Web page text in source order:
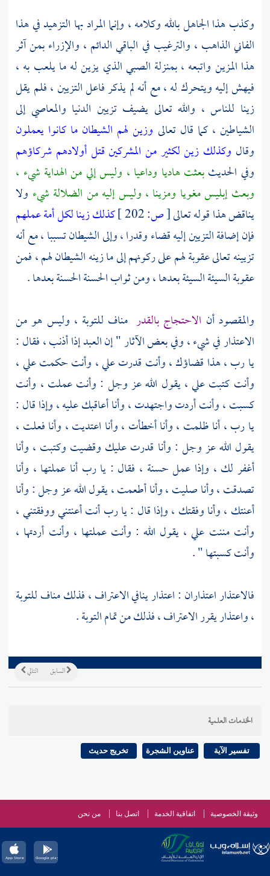
وكذب هذا الجاهل بالله وكلامه ، وإنما المراد بها التزهيد في هذا
الفاني الذاهب ، والترغيب في الباقي الدائم ، والإزراء بمن آثر
هذا المزين واتبعه ، بمنزلة الصبي الذي يزين له ما يلعب به ،
فيهش إليه ويتحرك له ، مع أنه لم يذكر فاعل التزيين ، فلم يقل
زينا للناس ، والله تعالى يضيف تزيين الدنيا والمعاصي إلى
الشياطين ، كما قال تعالى وزين لهم الشيطان ما كانوا يعملون
وقال وكذلك زين لكثير من المشركين قتل أولادهم شركاؤهم
وفي الحديثبعثت هاديا وداعيا ، وليس إلي من الهداية شيء ،
وبعث إبليس مغويا ومزينا ، وليس إليه من الضلالة شيء ولا
يناقض هذا قوله تعالى[ص:
كذلك زينا لكل أمة عملهم
فإن إضافة التزيين إليه قضاء وقدرا ، وإلى الشيطان تسببا ، مع أنه
تزيينه تعالى عقوبة لهم على ركونهم إلى ما زينه الشيطان لهم ، فمن
عقوبة السيئة السيئة بعدها ، ومن ثواب الحسنة الحسنة بعدها .
والمقصود أن الاحتجاج بالقدر مناف للتوبة ، وليس هو من
الاعتذار في شيء ، وفي بعض الآثار " إن العبد إذا أذنب ، فقال :
يا رب ، هذا قضاؤك ، وأنت قدرت علي ، وأنت حكمت علي ،
وأنت كتبت علي ، يقول الله عز وجل : وأنت عملت ، وأنت
كسبت ، وأنت أردت واجتهدت ، وأنا أعاقبك عليه ، وإذا قال :
يا رب ، أنا ظلمت ، وأنا أخطأت ، وأنا اعتديت ، وأنا فعلت ،
يقول الله عز وجل : وأنا قدرت عليك وقضيت وكتبت ، وأنا
أغفر لك ، وإذا عمل حسنة ، فقال : يا رب أنا عملتها ، وأنا
تصدقت ، وأنا صليت ، وأنا أطعمت ، يقول الله عز وجل : وأنا
أعنتك ، وأنا وفقتك ، وإذا قال : يا رب أنت أعنتني ووفقتني ،
وأنت مننت علي ، يقول الله : وأنت عملتها ، وأنت أردتها ،
وأنت كسبتها " .
فالاعتذار اعتذاران : اعتذار ينافي الاعتراف ، فذلك مناف للتوبة
، واعتذار يقرر الاعتراف ، فذلك من تمام التوبة .
التالي السابق
الخدمات العلمية
تفسير الآية عناوين الشجرة تخريج حديث
وثيقة الخصوصية اتفاقية الخدمة اتصل بنا من نحن